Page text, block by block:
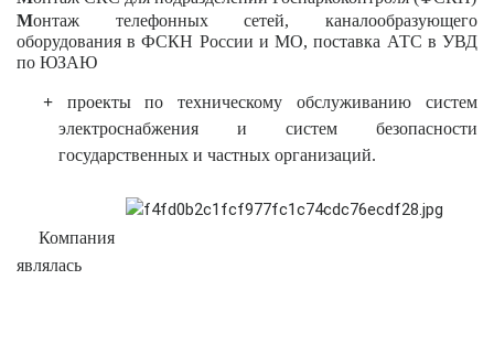
Монтаж телефонных сетей, каналообразующего
оборудования в ФСКН России и МО, поставка АТС в УВД
по ЮЗАЮ
+проекты по техническому обслуживанию систем
электроснабжения и систем безопасности
государственных и частных организаций.
Компания
являлась